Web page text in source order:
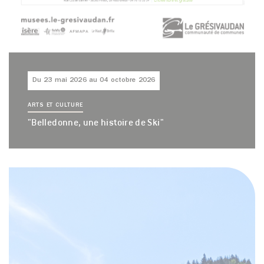
"Belledonne, une histoire de Ski"
ARTS ET CULTURE
Du 23 mai 2026 au 04 octobre 2026